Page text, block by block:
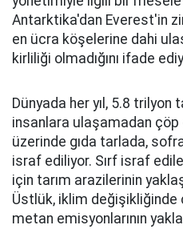
Antarktika'dan Everest'in
en ücra köşelerine dahi
kirliliği olmadığını ifade
Dünyada her yıl, 5.8 trilyon
insanlara ulaşamadan
üzerinde gıda tarlada,
israf ediliyor. Sırf israf
için tarım arazilerinin
Üstlük, iklim değişikliğinde
metan emisyonlarının